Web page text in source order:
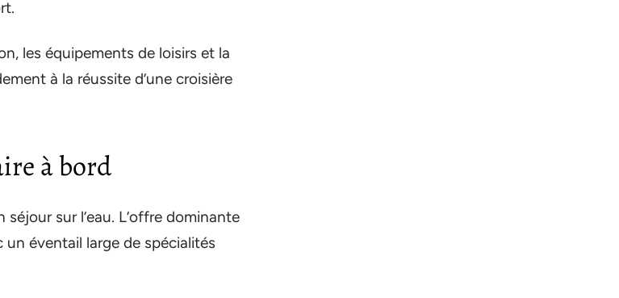
les équipements de loisirs et la
à la réussite d’une croisière
à bord
sur l’eau. L’offre dominante
éventail large de spécialités